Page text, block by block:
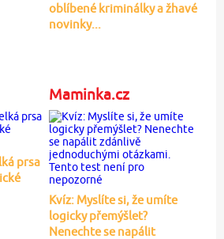
oblíbené kriminálky a žhavé
novinky...
prsa
Maminka.cz
Kvíz: Myslíte si, že umíte
logicky přemýšlet?
Nenechte se napálit